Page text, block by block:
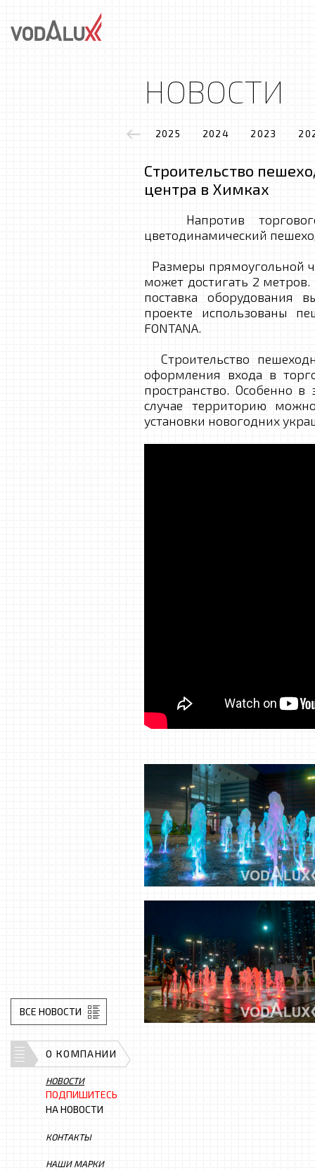
НОВОСТИ
2025 2024 2023
Строительство
центра в Химках
Напротив торгового
цветодинамический
Размеры прямоугольной
может достигать 2
поставка оборудования
проекте использованы
FONTANA.
Строительство
оформления входа в
пространство. Особенно
случае территорию
установки новогодних
ВСЕ НОВОСТИ
О КОМПАНИИ
НОВОСТИ
ПОДПИШИТЕСЬ
НА НОВОСТИ
КОНТАКТЫ
НАШИ МАРКИ